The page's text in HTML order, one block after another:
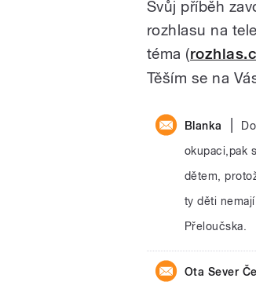
Svůj příběh
rozhlasu na
téma (
Těším se na
Blanka
okupaci,pak
dětem,
ty děti
Přeloučska.
Ota Sever